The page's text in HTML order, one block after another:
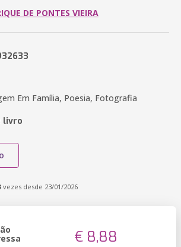
DE PONTES VIEIRA
Em Família, Poesia, Fotografia
livro
vezes desde 23/01/2026
€ 8,88